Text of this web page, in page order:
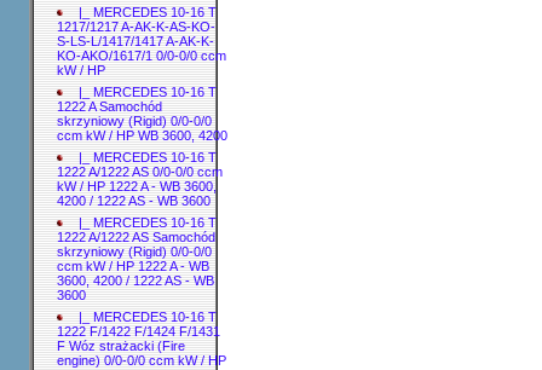
|_ MERCEDES 10-16 T
1217/1217 A-AK-K-AS-KO-
S-LS-L/1417/1417 A-AK-K-
KO-AKO/1617/1 0/0-0/0 ccm
kW / HP
|_ MERCEDES 10-16 T
1222 A Samochód
skrzyniowy (Rigid) 0/0-0/0
ccm kW / HP WB 3600, 4200
|_ MERCEDES 10-16 T
1222 A/1222 AS 0/0-0/0 ccm
kW / HP 1222 A - WB 3600,
4200 / 1222 AS - WB 3600
|_ MERCEDES 10-16 T
1222 A/1222 AS Samochód
skrzyniowy (Rigid) 0/0-0/0
ccm kW / HP 1222 A - WB
3600, 4200 / 1222 AS - WB
3600
|_ MERCEDES 10-16 T
1222 F/1422 F/1424 F/1431
F Wóz strażacki (Fire
engine) 0/0-0/0 ccm kW / HP